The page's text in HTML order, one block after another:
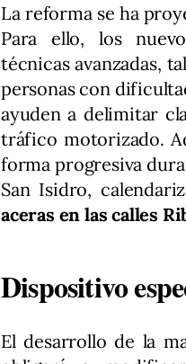
La reforma se ha
Para ello, los
técnicas avanzadas,
personas con
ayuden a delimitar
tráfico motorizado.
forma progresiva
San Isidro,
aceras en las calles
Dispositivo
El desarrollo de la